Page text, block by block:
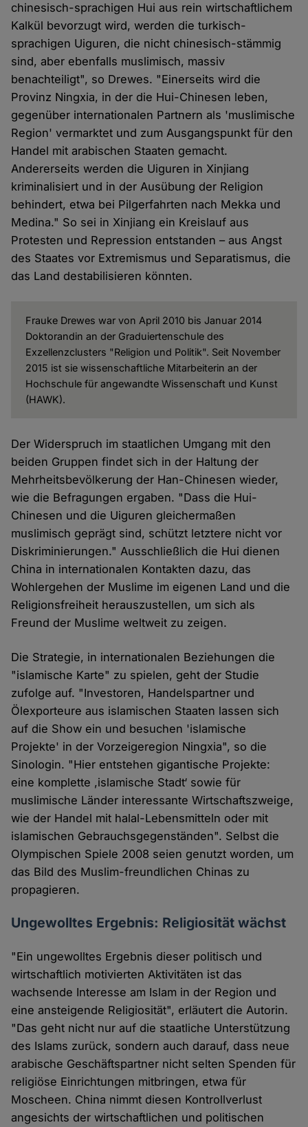
chinesisch-sprachigen Hui aus rein wirtschaftlichem
Kalkül bevorzugt wird, werden die turkisch-
sprachigen Uiguren, die nicht chinesisch-stämmig
sind, aber ebenfalls muslimisch, massiv
benachteiligt", so Drewes. "Einerseits wird die
Provinz Ningxia, in der die Hui-Chinesen leben,
gegenüber internationalen Partnern als 'muslimische
Region' vermarktet und zum Ausgangspunkt für den
Handel mit arabischen Staaten gemacht.
Andererseits werden die Uiguren in Xinjiang
kriminalisiert und in der Ausübung der Religion
behindert, etwa bei Pilgerfahrten nach Mekka und
Medina." So sei in Xinjiang ein Kreislauf aus
Protesten und Repression entstanden – aus Angst
des Staates vor Extremismus und Separatismus, die
das Land destabilisieren könnten.
Frauke Drewes war von April 2010 bis Januar 2014
Doktorandin an der Graduiertenschule des
Exzellenzclusters "Religion und Politik". Seit November
2015 ist sie wissenschaftliche Mitarbeiterin an der
Hochschule für angewandte Wissenschaft und Kunst
(HAWK).
Der Widerspruch im staatlichen Umgang mit den
beiden Gruppen findet sich in der Haltung der
Mehrheitsbevölkerung der Han-Chinesen wieder,
wie die Befragungen ergaben. "Dass die Hui-
Chinesen und die Uiguren gleichermaßen
muslimisch geprägt sind, schützt letztere nicht vor
Diskriminierungen." Ausschließlich die Hui dienen
China in internationalen Kontakten dazu, das
Wohlergehen der Muslime im eigenen Land und die
Religionsfreiheit herauszustellen, um sich als
Freund der Muslime weltweit zu zeigen.
Die Strategie, in internationalen Beziehungen die
"islamische Karte" zu spielen, geht der Studie
zufolge auf. "Investoren, Handelspartner und
Ölexporteure aus islamischen Staaten lassen sich
auf die Show ein und besuchen 'islamische
Projekte' in der Vorzeigeregion Ningxia", so die
Sinologin. "Hier entstehen gigantische Projekte:
eine komplette ,islamische Stadt‘ sowie für
muslimische Länder interessante Wirtschaftszweige,
wie der Handel mit halal-Lebensmitteln oder mit
islamischen Gebrauchsgegenständen". Selbst die
Olympischen Spiele 2008 seien genutzt worden, um
das Bild des Muslim-freundlichen Chinas zu
propagieren.
Ungewolltes Ergebnis: Religiosität wächst
"Ein ungewolltes Ergebnis dieser politisch und
wirtschaftlich motivierten Aktivitäten ist das
wachsende Interesse am Islam in der Region und
eine ansteigende Religiosität", erläutert die Autorin.
"Das geht nicht nur auf die staatliche Unterstützung
des Islams zurück, sondern auch darauf, dass neue
arabische Geschäftspartner nicht selten Spenden für
religiöse Einrichtungen mitbringen, etwa für
Moscheen. China nimmt diesen Kontrollverlust
angesichts der wirtschaftlichen und politischen